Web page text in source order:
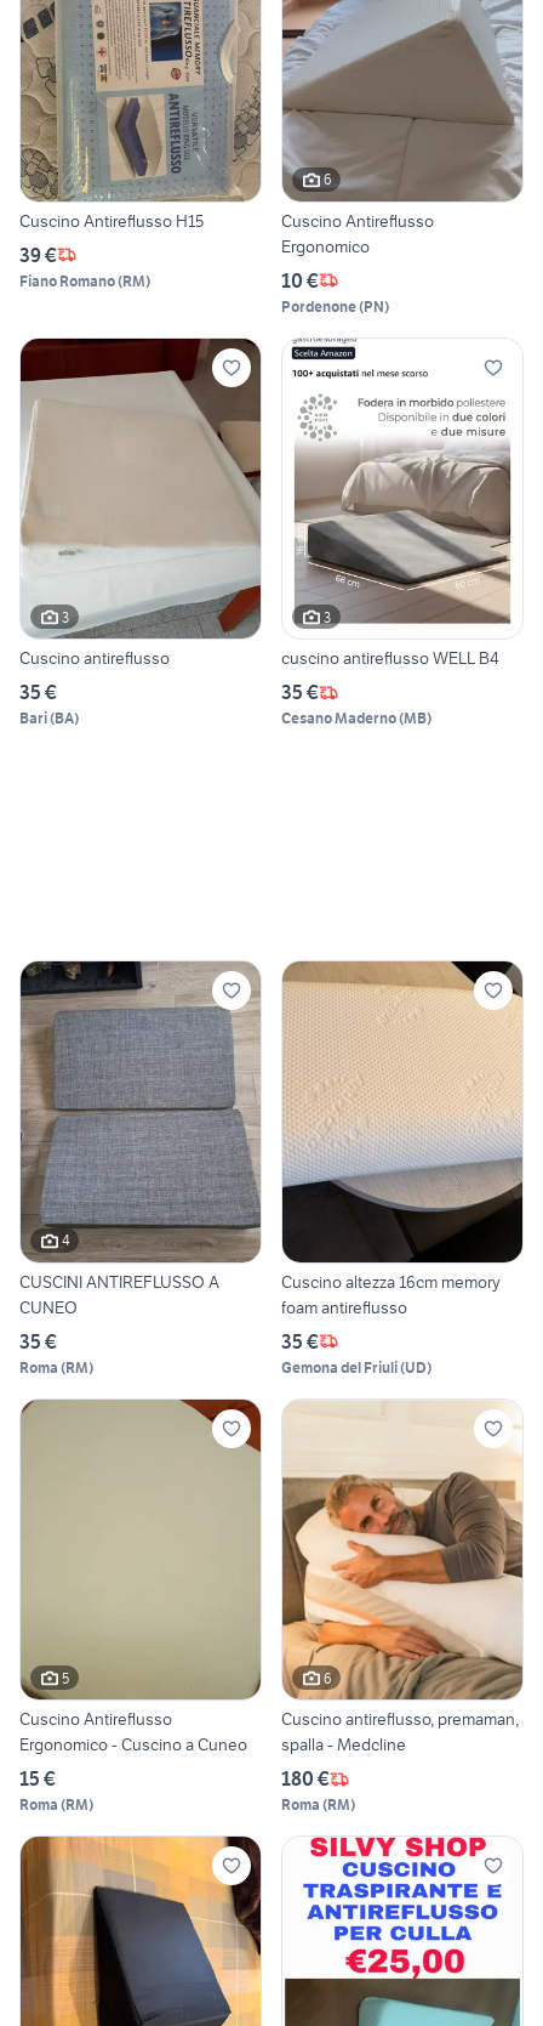
Cuscino Antireflusso H15
39 €
Fiano Romano(RM)
6
Cuscino Antireflusso
Ergonomico
10 €
Pordenone(PN)
3
Cuscino antireflusso
35 €
Bari(BA)
3
cuscino antireflusso WELL B4
35 €
Cesano Maderno(MB)
4
CUSCINI ANTIREFLUSSO A
CUNEO
35 €
Roma (RM)
Cuscino altezza 16cm memory
foam antireflusso
35 €
Gemona del Friuli(UD)
5
Cuscino Antireflusso
Ergonomico - Cuscino a Cuneo
15 €
Roma (RM)
6
Cuscino antireflusso, premaman,
spalla - Medcline
180 €
Roma (RM)